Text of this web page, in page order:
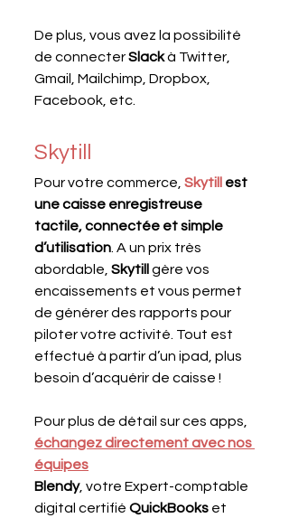
De plus, vous avez la possibilité
de connecter Slack à Twitter,
Gmail, Mailchimp, Dropbox,
Facebook, etc.
Skytill
Pour votre commerce, Skytill est
une caisse enregistreuse
tactile, connectée et simple
d’utilisation . A un prix très
abordable, Skytill gère vos
encaissements et vous permet
de générer des rapports pour
piloter votre activité. Tout est
effectué à partir d’un ipad, plus
besoin d’acquérir de caisse !
Pour plus de détail sur ces apps,
échangez directement avec nos
équipes
Blendy, votre Expert-comptable
digital certifié QuickBooks et